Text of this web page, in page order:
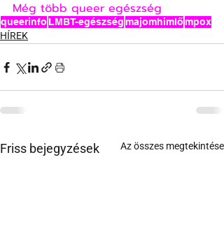
Még több queer egészség
queerinfo LMBT-egészségmajomhimlőmpox
HÍREK
Friss bejegyzések Az összes megtekintése